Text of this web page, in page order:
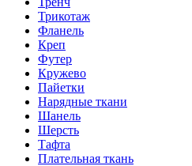
Трикотаж
Фланель
Креп
Футер
Кружево
Пайетки
Нарядные ткани
Шанель
Шерсть
Тафта
Плательная ткань